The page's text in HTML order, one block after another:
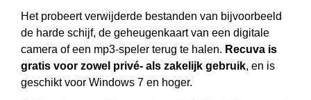
Het probeert verwijderde bestanden van bijvoorbeeld
de harde schijf, de geheugenkaart van een digitale
camera of een mp3-speler terug te halen. Recuva is
gratis voor zowel privé- als zakelijk gebruik, en is
geschikt voor Windows 7 en hoger.